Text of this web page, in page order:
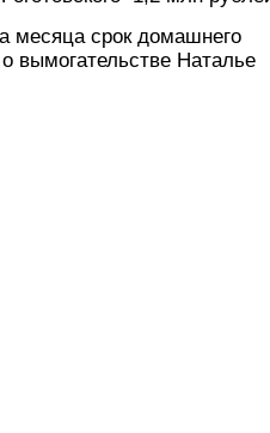
месяца срок домашнего
вымогательстве Наталье